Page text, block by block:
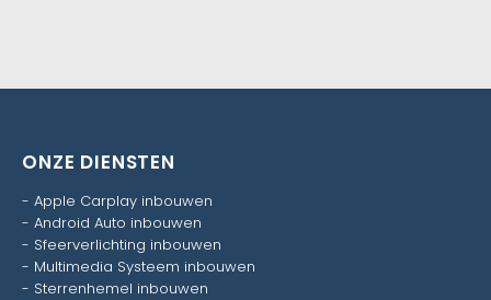
ONZE DIENSTEN
- Apple Carplay inbouwen
- Android Auto inbouwen
- Sfeerverlichting inbouwen
- Multimedia Systeem inbouwen
- Sterrenhemel inbouwen